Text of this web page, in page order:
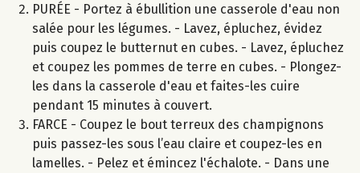
PURÉE - Portez à ébullition une casserole d'eau non
salée pour les légumes. - Lavez, épluchez, évidez
puis coupez le butternut en cubes. - Lavez, épluchez
et coupez les pommes de terre en cubes. - Plongez-
les dans la casserole d'eau et faites-les cuire
pendant 15 minutes à couvert.
FARCE - Coupez le bout terreux des champignons
puis passez-les sous l’eau claire et coupez-les en
lamelles. - Pelez et émincez l'échalote. - Dans une